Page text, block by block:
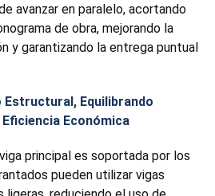
avanzar en paralelo, acortando
de obra, mejorando la
y garantizando la entrega puntual
Estructural, Equilibrando
Económica
principal es soportada por los
pueden utilizar vigas